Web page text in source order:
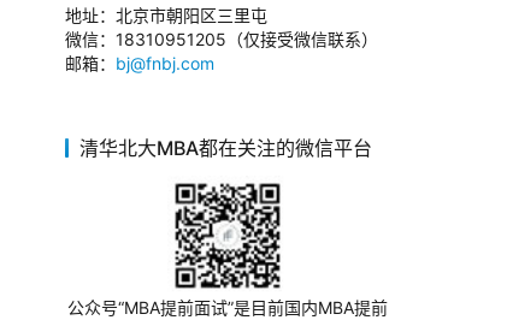
地址：北京市朝阳区三里屯
微信：18310951205（仅接受微信联系）
邮箱： bj@fnbj.com
清华北大MBA都在关注的微信平台
公众号“MBA提前面试”是目前国内MBA提前